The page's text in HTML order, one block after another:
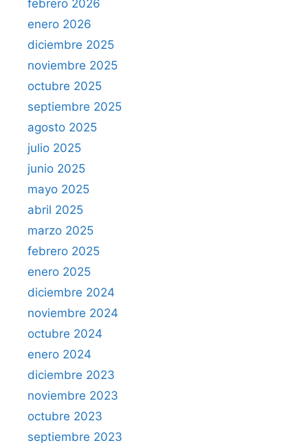
febrero 2026
enero 2026
diciembre 2025
noviembre 2025
octubre 2025
septiembre 2025
agosto 2025
julio 2025
junio 2025
mayo 2025
abril 2025
marzo 2025
febrero 2025
enero 2025
diciembre 2024
noviembre 2024
octubre 2024
enero 2024
diciembre 2023
noviembre 2023
octubre 2023
septiembre 2023